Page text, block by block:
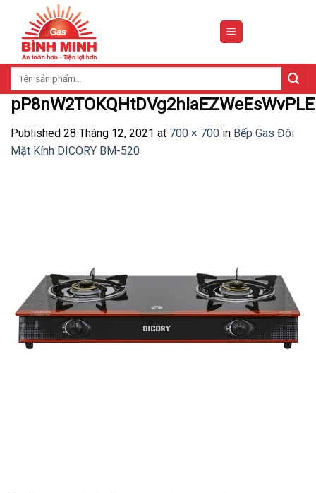
content
Published 28 Tháng 12, 2021 at 700 × 700 in Bếp Gas Đôi
Mặt Kính DICORY BM-520